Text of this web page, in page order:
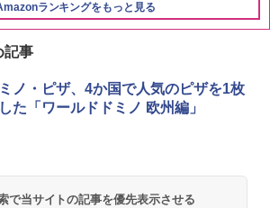
ランキングをもっと見る
[山善] スチームオーブンレンジ 25L 一人
暮らし 二人暮らし フラットテーブル ス
チーム調理 自動メニュー19種搭載 角皿
記事
ミノ・ピザ、4か国で人気のピザを1枚
た「ワールドドミノ 欧州編」
で当サイトの記事を優先表示させる